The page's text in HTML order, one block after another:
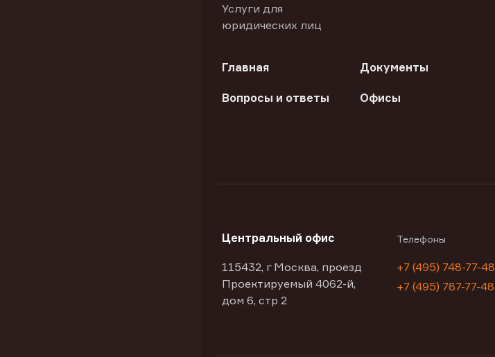
Услуги для
юридических лиц
Главная Документы
Вопросы и ответы Офисы
Центральный офис
115432, г Москва, проезд
Проектируемый 4062-й,
дом 6, стр 2
Телефоны
+7 (495) 748-77-48
+7 (495) 787-77-48